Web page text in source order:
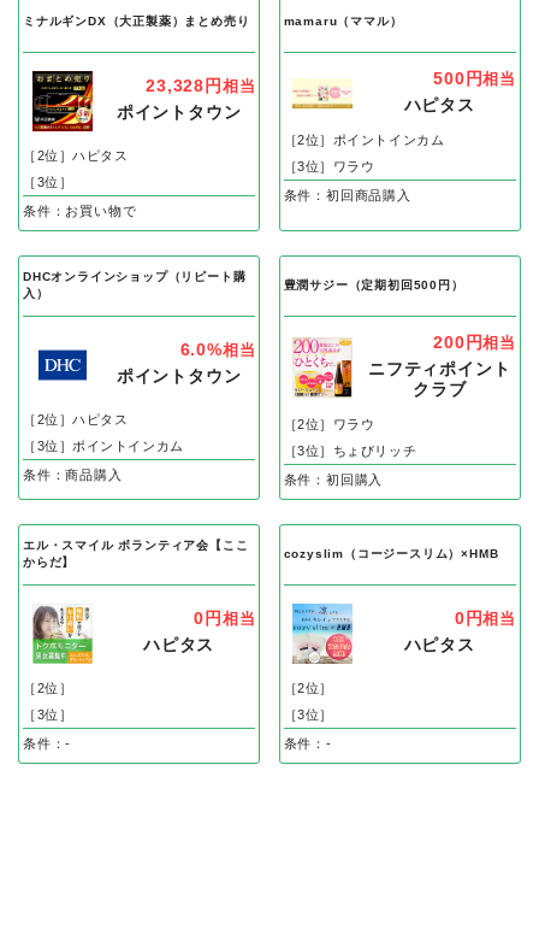
ミナルギンDX（大正製薬）まとめ売り
23,328円 相当
ポイントタウン
［2位］ハピタス
［3位］
条件：お買い物で
mamaru（ママル）
500円相当
ハピタス
［2位］ポイントインカム
［3位］ワラウ
条件：初回商品購入
DHCオンラインショップ（リピート購
入）
6.0%相当
ポイントタウン
［2位］ハピタス
［3位］ポイントインカム
条件：商品購入
豊潤サジー（定期初回500円）
200円相当
ニフティポイント
クラブ
［2位］ワラウ
［3位］ちょびリッチ
条件：初回購入
エル・スマイル ボランティア会【ここ
からだ】
0円 相当
ハピタス
［2位］
［3位］
条件：-
cozyslim（コージースリム）×HMB
0円相当
ハピタス
［2位］
［3位］
条件：-